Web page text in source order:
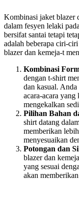
Kombinasi jaket blazer
dalam fesyen lelaki
bersifat santai tetapi
adalah beberapa ciri-
blazer dan kemeja-t
Kombinasi
dengan t-shirt
dan kasual.
acara-acara
mengekalkan
Pilihan Bahan
shirt datang
memberikan
menyesuaikan
Potongan dan
blazer dan
yang sesuai
akan